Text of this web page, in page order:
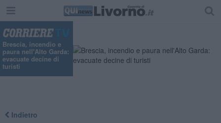
Brescia, incendio e
paura nell'Alto Garda:
evacuate decine di
turisti
Indietro